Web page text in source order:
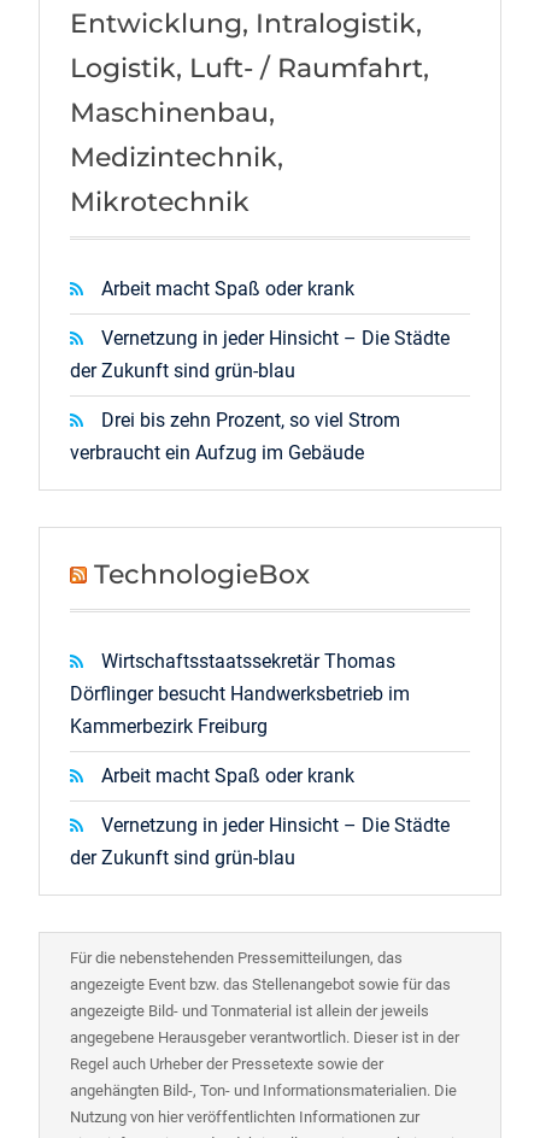
Entwicklung, Intralogistik,
Logistik, Luft- / Raumfahrt,
Maschinenbau,
Medizintechnik,
Mikrotechnik
Arbeit macht Spaß oder krank
Vernetzung in jeder Hinsicht – Die Städte
der Zukunft sind grün-blau
Drei bis zehn Prozent, so viel Strom
verbraucht ein Aufzug im Gebäude
TechnologieBox
Wirtschaftsstaatssekretär Thomas
Dörflinger besucht Handwerksbetrieb im
Kammerbezirk Freiburg
Arbeit macht Spaß oder krank
Vernetzung in jeder Hinsicht – Die Städte
der Zukunft sind grün-blau
Für die nebenstehenden Pressemitteilungen, das
angezeigte Event bzw. das Stellenangebot sowie für das
angezeigte Bild- und Tonmaterial ist allein der jeweils
angegebene Herausgeber verantwortlich. Dieser ist in der
Regel auch Urheber der Pressetexte sowie der
angehängten Bild-, Ton- und Informationsmaterialien. Die
Nutzung von hier veröffentlichten Informationen zur